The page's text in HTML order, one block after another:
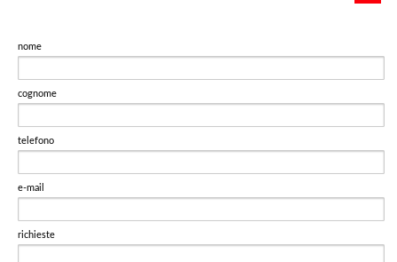
nome
cognome
telefono
e-mail
richieste